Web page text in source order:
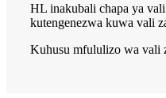
HL inakubali chapa ya
kutengenezwa kuwa vali
Kuhusu mfululizo wa vali